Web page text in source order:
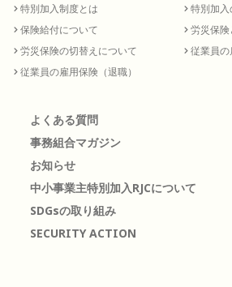
特別加入制度とは
特別加
保険給付について
労災保
労災保険の切替えについて
従業員の
従業員の雇用保険（退職）
よくある質問
事務組合マガジン
お知らせ
中小事業主特別加入RJCについて
SDGsの取り組み
SECURITY ACTION